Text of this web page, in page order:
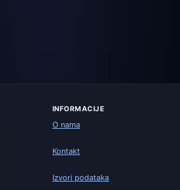
INFORMACIJE
O nama
Kontakt
Izvori podataka